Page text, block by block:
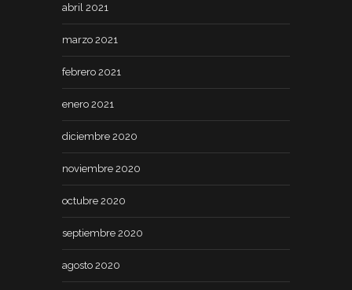
abril 2021
marzo 2021
febrero 2021
enero 2021
diciembre 2020
noviembre 2020
octubre 2020
septiembre 2020
agosto 2020